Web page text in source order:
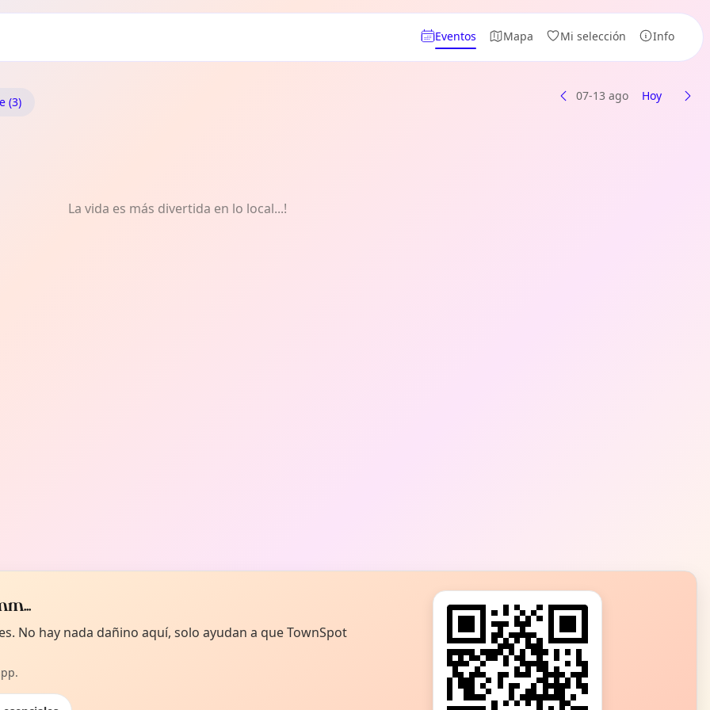
Eventos Mapa Mi selección Info
(3) 07-13 ago Hoy
La vida es más divertida en lo local...!
No hay nada dañino aquí, solo ayudan a que TownSpot